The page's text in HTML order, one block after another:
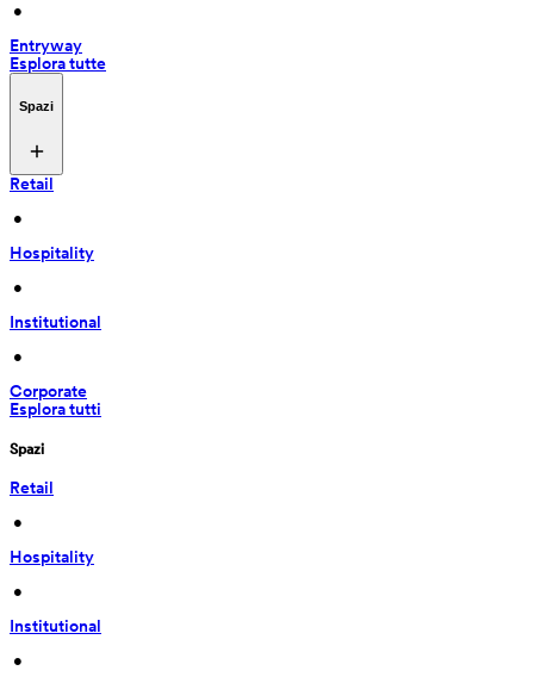
•
Entryway
Esplora tutte
Spazi
Retail
•
Hospitality
•
Institutional
•
Corporate
Esplora tutti
Spazi
Retail
•
Hospitality
•
Institutional
•